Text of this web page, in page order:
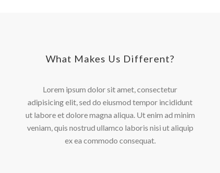
What Makes Us Different?
Lorem ipsum dolor sit amet, consectetur
adipisicing elit, sed do eiusmod tempor incididunt
ut labore et dolore magna aliqua. Ut enim ad minim
veniam, quis nostrud ullamco laboris nisi ut aliquip
ex ea commodo consequat.